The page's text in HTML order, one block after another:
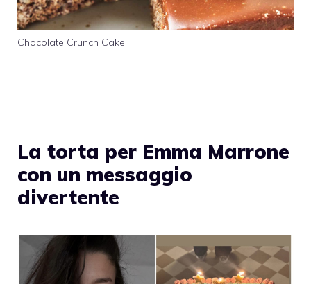
Chocolate Crunch Cake
La torta per Emma Marrone
con un messaggio
divertente